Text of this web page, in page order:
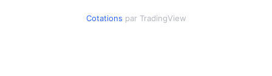
Cotations par TradingView